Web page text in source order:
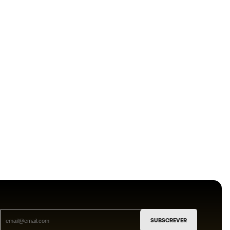
SUBSCREVER